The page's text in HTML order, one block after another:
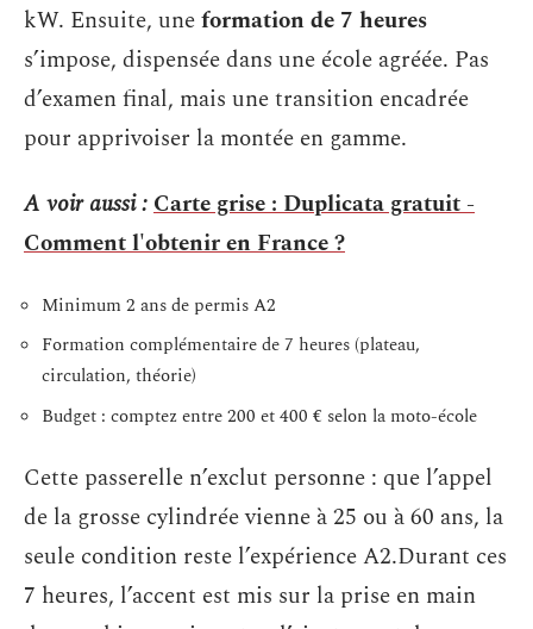
kW. Ensuite, uneformation de 7 heures
s’impose, dispensée dans une école agréée. Pas
d’examen final, mais une transition encadrée
pour apprivoiser la montée en gamme.
A voir aussi :Carte grise : Duplicata gratuit -
Comment l'obtenir en France ?
Minimum 2 ans de permis A2
Formation complémentaire de 7 heures (plateau,
circulation, théorie)
Budget : comptez entre 200 et 400 € selon la moto-école
Cette passerelle n’exclut personne : que l’appel
de la grosse cylindrée vienne à 25 ou à 60 ans, la
seule condition reste l’expérience A2.Durant ces
7 heures, l’accent est mis sur la prise en main